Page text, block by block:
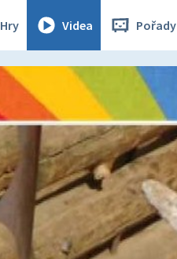
Hry Videa Pořady